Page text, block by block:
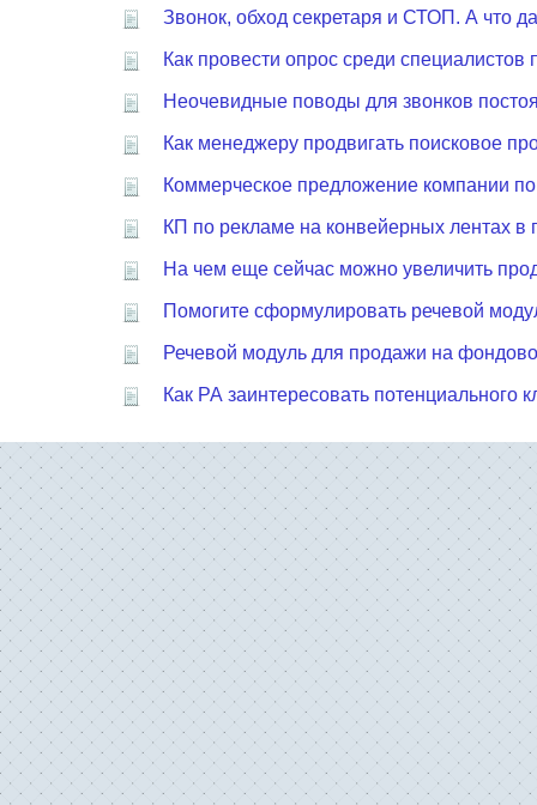
Звонок, обход секретаря и СТОП. А что
Как провести опрос среди
Неочевидные поводы для звонков
Как менеджеру продвигать поисковое
Коммерческое предложение компании
КП по рекламе на конвейерных лентах в
На чем еще сейчас можно увеличить
Помогите сформулировать речевой
Речевой модуль для продажи на
Как РА заинтересовать потенциального